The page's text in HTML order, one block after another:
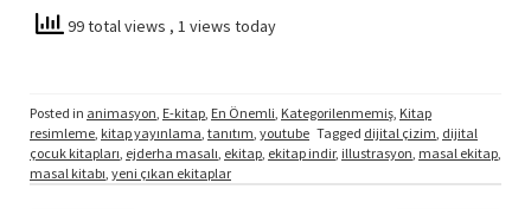
99 total views , 1 views today
Posted in animasyon E-kitap En Önemli Kategorilenmemiş Kitap
resimleme kitap yayınlama tanıtım youtube Tagged dijital çizim dijital
çocuk kitapları ejderha masalı ekitap ekitap indir, illustrasyon masal ekitap
masal kitabı yeni çıkan ekitaplar